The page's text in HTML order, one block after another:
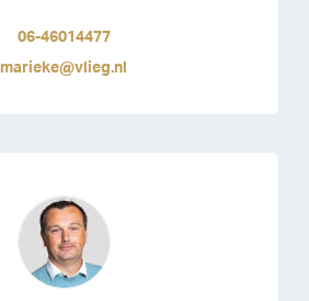
06-46014477
marieke@vlieg.nl